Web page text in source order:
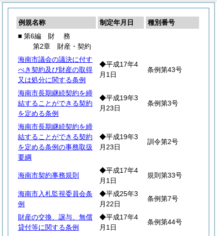
例規名称 制定年月日
種別番号
■ 第6編 財 務
第2章 財産・契約
海南市議会の議決に付す
べき契約及び財産の取得
又は処分に関する条例
◆平成17年4
月1日
条例第43号
海南市長期継続契約を締
結することができる契約
を定める条例
◆平成19年3
月23日
条例第3号
海南市長期継続契約を締
結することができる契約
を定める条例の事務取扱
要綱
◆平成19年3
月23日
訓令第2号
海南市契約事務規則
◆平成17年4
月1日
規則第33号
海南市入札監視委員会条
例
◆平成25年3
月22日
条例第7号
財産の交換、譲与、無償
貸付等に関する条例
◆平成17年4
月1日
条例第44号